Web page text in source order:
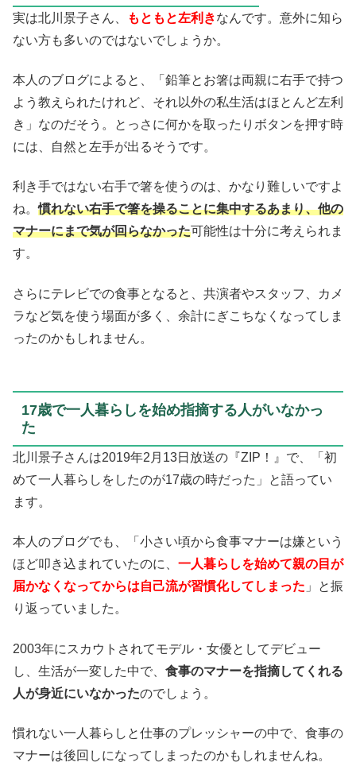
実は北川景子さん、 もともと左利きなんです。意外に知ら
ない方も多いのではないでしょうか。
本人のブログによると、「鉛筆とお箸は両親に右手で持つ
よう教えられたけれど、それ以外の私生活はほとんど左利
き」なのだそう。とっさに何かを取ったりボタンを押す時
には、自然と左手が出るそうです。
利き手ではない右手で箸を使うのは、かなり難しいですよ
ね。慣れない右手で箸を操ることに集中するあまり、他の
マナーにまで気が回らなかった可能性は十分に考えられま
す。
さらにテレビでの食事となると、共演者やスタッフ、カメ
ラなど気を使う場面が多く、余計にぎこちなくなってしま
ったのかもしれません。
17歳で一人暮らしを始め指摘する人がいなかっ
た
北川景子さんは2019年2月13日放送の『ZIP！』で、「初
めて一人暮らしをしたのが17歳の時だった」と語ってい
ます。
本人のブログでも、「小さい頃から食事マナーは嫌という
ほど叩き込まれていたのに、 一人暮らしを始めて親の目が
届かなくなってからは自己流が習慣化してしまった 」と振
り返っていました。
2003年にスカウトされてモデル・女優としてデビュー
し、生活が一変した中で、 食事のマナーを指摘してくれる
人が身近にいなかったのでしょう。
慣れない一人暮らしと仕事のプレッシャーの中で、食事の
マナーは後回しになってしまったのかもしれませんね。